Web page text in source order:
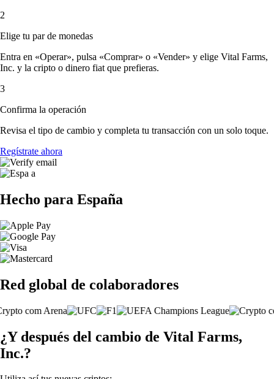
2
Elige tu par de monedas
Entra en «Operar», pulsa «Comprar» o «Vender» y elige Vital Farms,
Inc. y la cripto o dinero fiat que prefieras.
3
Confirma la operación
Revisa el tipo de cambio y completa tu transacción con un solo toque.
Regístrate ahora
Hecho para España
Red global de colaboradores
¿Y después del cambio de Vital Farms,
Inc.?